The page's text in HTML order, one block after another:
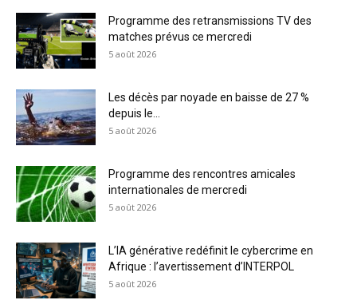
Programme des retransmissions TV des
matches prévus ce mercredi
5 août 2026
Les décès par noyade en baisse de 27 %
depuis le...
5 août 2026
Programme des rencontres amicales
internationales de mercredi
5 août 2026
L’IA générative redéfinit le cybercrime en
Afrique : l’avertissement d’INTERPOL
5 août 2026